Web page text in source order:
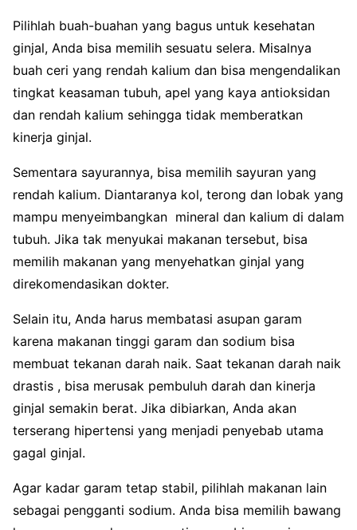
Pilihlah buah-buahan yang bagus untuk kesehatan
ginjal, Anda bisa memilih sesuatu selera. Misalnya
buah ceri yang rendah kalium dan bisa mengendalikan
tingkat keasaman tubuh, apel yang kaya antioksidan
dan rendah kalium sehingga tidak memberatkan
kinerja ginjal.
Sementara sayurannya, bisa memilih sayuran yang
rendah kalium. Diantaranya kol, terong dan lobak yang
mampu menyeimbangkan mineral dan kalium di dalam
tubuh. Jika tak menyukai makanan tersebut, bisa
memilih makanan yang menyehatkan ginjal yang
direkomendasikan dokter.
Selain itu, Anda harus membatasi asupan garam
karena makanan tinggi garam dan sodium bisa
membuat tekanan darah naik. Saat tekanan darah naik
drastis , bisa merusak pembuluh darah dan kinerja
ginjal semakin berat. Jika dibiarkan, Anda akan
terserang hipertensi yang menjadi penyebab utama
gagal ginjal.
Agar kadar garam tetap stabil, pilihlah makanan lain
sebagai pengganti sodium. Anda bisa memilih bawang